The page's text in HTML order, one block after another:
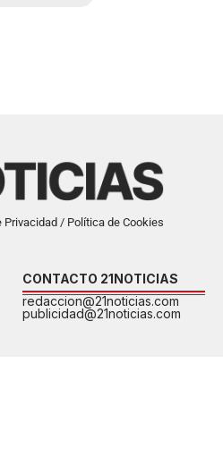
/ Política de Cookies
CONTACTO 21NOTICIAS
redaccion@21noticias.com
publicidad@21noticias.com